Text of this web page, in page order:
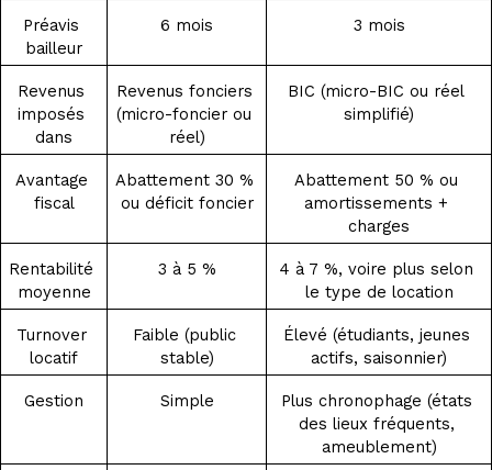
Préavis
bailleur
6 mois 3 mois
Revenus
imposés
dans
Revenus fonciers
(micro-foncier ou
réel)
BIC (micro-BIC ou réel
simplifié)
Avantage
fiscal
Abattement 30 %
ou déficit foncier
Abattement 50 % ou
amortissements +
charges
Rentabilité
moyenne
3 à 5 %
4 à 7 %, voire plus selon
le type de location
Turnover
locatif
Faible (public
stable)
Élevé (étudiants, jeunes
actifs, saisonnier)
Gestion Simple
Plus chronophage (états
des lieux fréquents,
ameublement)